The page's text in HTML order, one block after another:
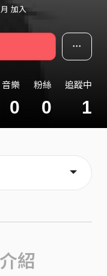
加入
音樂
0
粉絲
0
追蹤中
1
紹